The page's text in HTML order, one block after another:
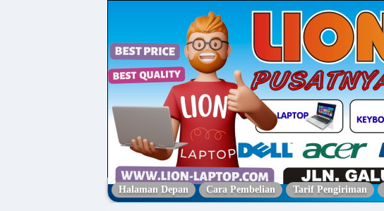
Halaman Depan Cara Pembelian Tarif Pengiriman